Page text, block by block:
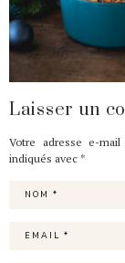
Laisser un
Votre adresse e-
indiqués avec *